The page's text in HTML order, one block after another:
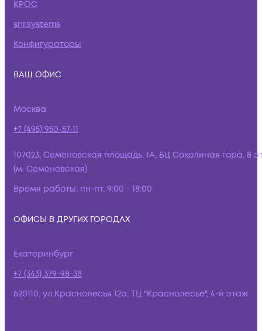
КРОС
snr.systems
Конфигураторы
ВАШ ОФИС
Москва
+7 (495) 950-57-11
107023, Семёновская площадь, 1А, БЦ Соколиная гора, 8
(м. Семёновская)
Время работы: пн-пт, 9:00 - 18:00
ОФИСЫ В ДРУГИХ ГОРОДАХ
Екатеринбург
+7 (343) 379-98-38
620110, ул.Краснолесья 12а, ТЦ "Краснолесье", 4-й этаж